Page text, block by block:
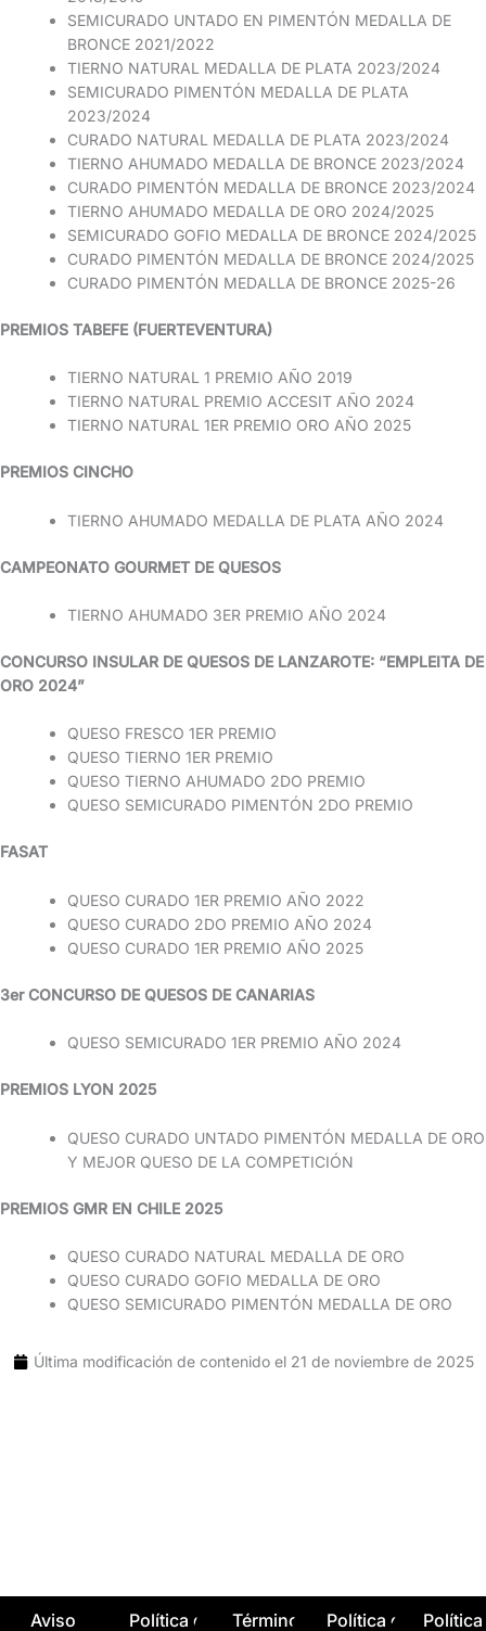
SEMICURADO UNTADO EN PIMENTÓN MEDALLA DE
BRONCE 2021/2022
TIERNO NATURAL MEDALLA DE PLATA 2023/2024
SEMICURADO PIMENTÓN MEDALLA DE PLATA
2023/2024
CURADO NATURAL MEDALLA DE PLATA 2023/2024
TIERNO AHUMADO MEDALLA DE BRONCE 2023/2024
CURADO PIMENTÓN MEDALLA DE BRONCE 2023/2024
TIERNO AHUMADO MEDALLA DE ORO 2024/2025
SEMICURADO GOFIO MEDALLA DE BRONCE 2024/2025
CURADO PIMENTÓN MEDALLA DE BRONCE 2024/2025
CURADO PIMENTÓN MEDALLA DE BRONCE 2025-26
PREMIOS TABEFE (FUERTEVENTURA)
TIERNO NATURAL 1 PREMIO AÑO 2019
TIERNO NATURAL PREMIO ACCESIT AÑO 2024
TIERNO NATURAL 1ER PREMIO ORO AÑO 2025
PREMIOS CINCHO
TIERNO AHUMADO MEDALLA DE PLATA AÑO 2024
CAMPEONATO GOURMET DE QUESOS
TIERNO AHUMADO 3ER PREMIO AÑO 2024
CONCURSO INSULAR DE QUESOS DE LANZAROTE: “EMPLEITA DE
ORO 2024”
QUESO FRESCO 1ER PREMIO
QUESO TIERNO 1ER PREMIO
QUESO TIERNO AHUMADO 2DO PREMIO
QUESO SEMICURADO PIMENTÓN 2DO PREMIO
FASAT
QUESO CURADO 1ER PREMIO AÑO 2022
QUESO CURADO 2DO PREMIO AÑO 2024
QUESO CURADO 1ER PREMIO AÑO 2025
3er CONCURSO DE QUESOS DE CANARIAS
QUESO SEMICURADO 1ER PREMIO AÑO 2024
PREMIOS LYON 2025
QUESO CURADO UNTADO PIMENTÓN MEDALLA DE ORO
Y MEJOR QUESO DE LA COMPETICIÓN
PREMIOS GMR EN CHILE 2025
QUESO CURADO NATURAL MEDALLA DE ORO
QUESO CURADO GOFIO MEDALLA DE ORO
QUESO SEMICURADO PIMENTÓN MEDALLA DE ORO
Última modificación de contenido el 21 de noviembre de 2025
Aviso
Política de
Términos y
Política de
Política